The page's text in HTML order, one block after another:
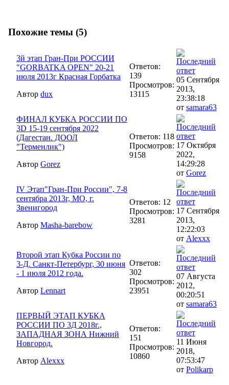
Похожие темы (5)
3й этап Гран-При РОССИИ
"GORBATKA OPEN" 20-21
июля 2013г Красная Горбатка
Автор dux
Ответов:
139
Просмотров:
13115
05 Сентября
2013,
23:38:18
от samara63
ФИНАЛ КУБКА РОССИИ ПО
3D 15-19 сентября 2022
(Дагестан. ДООЛ
"Терменлик")
Автор Gorez
Ответов: 118
Просмотров:
9158
17 Октября
2022,
14:29:28
от Gorez
IV Этап"Гран-При России", 7-8
сентябра 2013г, МО, г.
Звенигород
Автор Masha-barebow
Ответов: 12
Просмотров:
3281
17 Сентября
2013,
12:22:03
от Alexxx
Второй этап Кубка России по
3-Д. Санкт-Петербург, 30 июня
- 1 июля 2012 года.
Автор Lennart
Ответов:
302
Просмотров:
23951
07 Августа
2012,
00:20:51
от samara63
ПЕРВЫЙ ЭТАП КУБКА
РОССИИ ПО 3Д 2018г.,
ЗАПАДНАЯ ЗОНА Нижний
Новгород.
Автор Alexxx
Ответов:
151
Просмотров:
10860
11 Июня
2018,
07:53:47
от Polikarp